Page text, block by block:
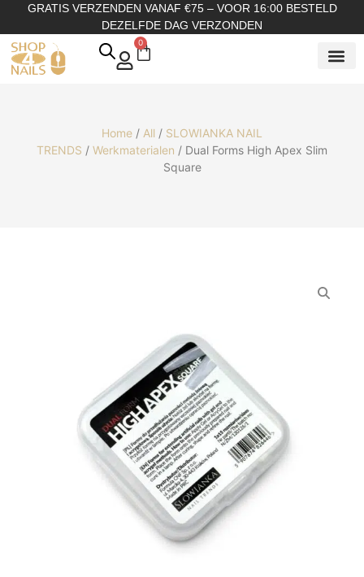
GRATIS VERZENDEN VANAF €75 – VOOR 16:00 BESTELD
DEZELFDE DAG VERZONDEN
0
Home / All / SLOWIANKA NAIL
TRENDS / Werkmaterialen / Dual Forms High Apex Slim
Square